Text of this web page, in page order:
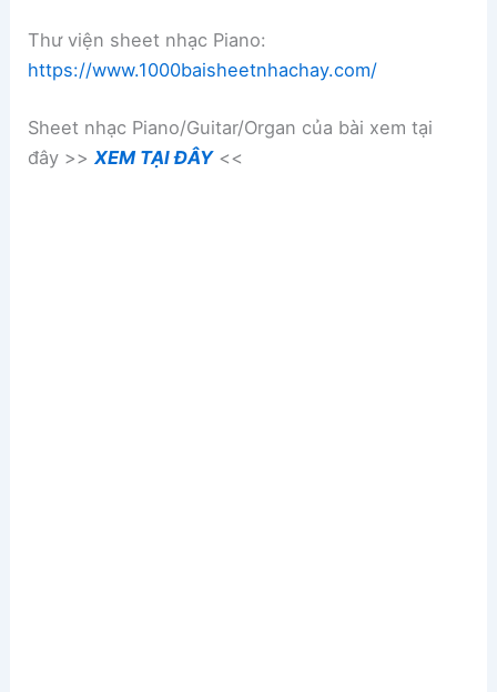
Thư viện sheet nhạc Piano:
https://www.1000baisheetnhachay.com/
Sheet nhạc Piano/Guitar/Organ của bài xem tại
đây >>XEM TẠI ĐÂY<<